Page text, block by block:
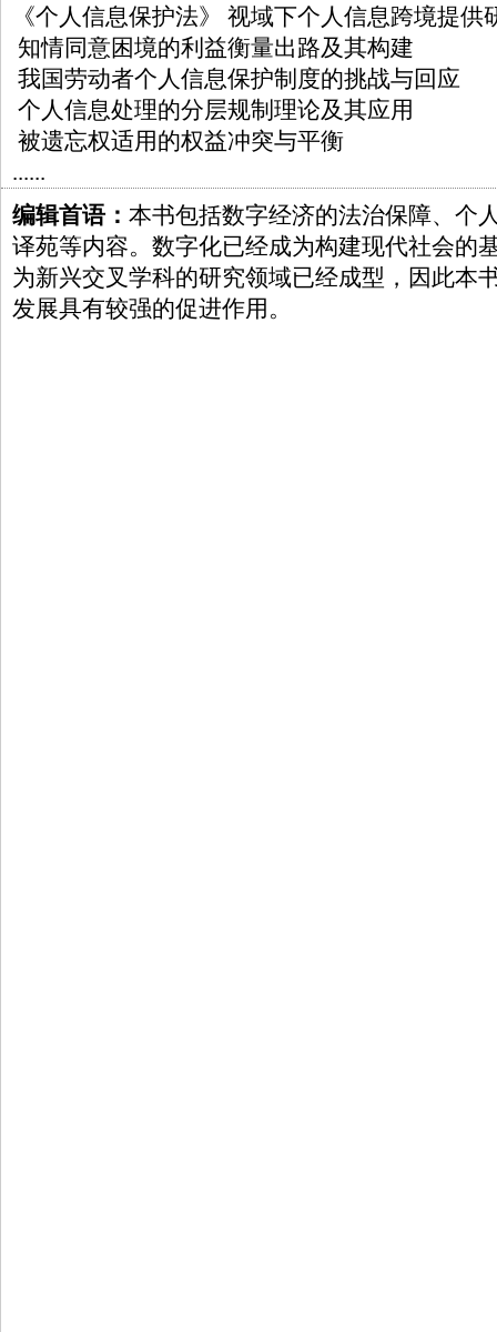
《个人信息保护法》 视域下个人信息跨境提供
知情同意困境的利益衡量出路及其构建
我国劳动者个人信息保护制度的挑战与回应
个人信息处理的分层规制理论及其应用
被遗忘权适用的权益冲突与平衡
......
编辑首语： 本书包括数字经济的法治保障、个
译苑等内容。数字化已经成为构建现代社会的
为新兴交叉学科的研究领域已经成型，因此本
发展具有较强的促进作用。